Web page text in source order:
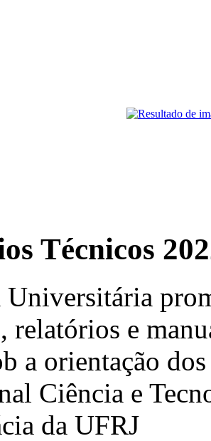
Técnicos
Universitária
relatórios e
a orientação
Ciência e
da UFRJ